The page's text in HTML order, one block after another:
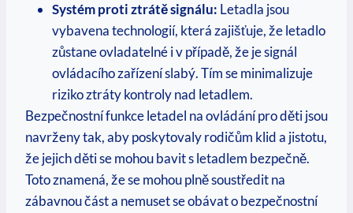
Systém proti ztrátě signálu: Letadla jsou
vybavena technologií, která zajišťuje, že letadlo
zůstane ovladatelné i v případě, že je signál
ovládacího zařízení slabý. Tím se minimalizuje
riziko ztráty kontroly nad letadlem.
Bezpečnostní funkce letadel na ovládání pro děti jsou
navrženy tak, aby poskytovaly rodičům klid a jistotu,
že jejich děti se mohou bavit s letadlem bezpečně.
Toto znamená, že se mohou plně soustředit na
zábavnou část a nemuset se obávat o bezpečnostní